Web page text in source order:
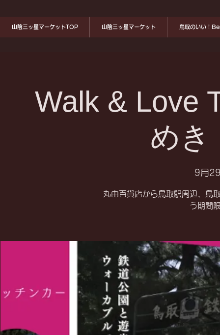
山陰三ッ星マーケットTOP 山陰三ッ星マーケット 鳥取のいい！
Walk & Love
めき
9月
丸由百貨店から鳥取駅周辺、鳥
う期間